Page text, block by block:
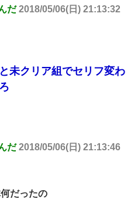
だ 2018/05/06(日) 21:13:32
未クリア組でセリフ変わ
だ 2018/05/06(日) 21:13:46
だったの